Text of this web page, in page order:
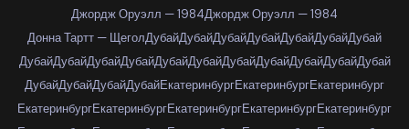
Джордж Оруэлл — 1984Джордж Оруэлл — 1984
Донна Тартт — ЩеголДубайДубайДубайДубайДубайДубайДубай
ДубайДубайДубайДубайДубайДубайДубайДубайДубайДубайДубай
ДубайДубайДубайДубайЕкатеринбургЕкатеринбургЕкатеринбург
ЕкатеринбургЕкатеринбургЕкатеринбургЕкатеринбургЕкатеринбург